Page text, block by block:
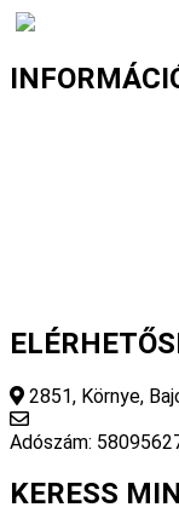
2851, Környe,
Adószám:
KERESS